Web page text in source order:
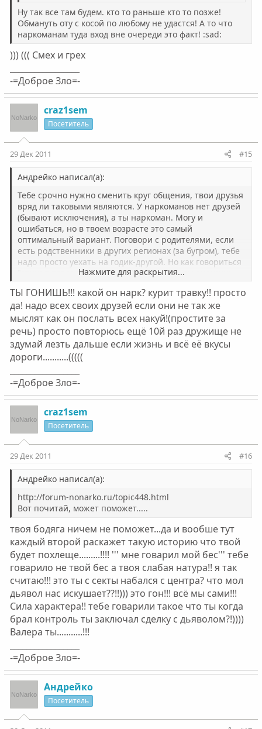
Ну так все там будем. кто то раньше кто то позже!
Обмануть оту с косой по любому не удастся! А то что
наркоманам туда вход вне очереди это факт! :sad:
))) ((( Смех и грех
-=Доброе Зло=-
craz1sem
Посетитель
29 Дек 2011 #15
Андрейко написал(а):
Тебе срочно нужно сменить круг общения, твои друзья
вряд ли таковыми являются. У наркоманов нет друзей
(бывают исключения), а ты наркоман. Могу и
ошибаться, но в твоем возрасте это самый
оптимальный вариант. Поговори с родителями, если
есть родственники в других регионах (за бугром), тебе
надо просто уехать на годик-другой. Но как говориться
"свинья везде грязь найдет". Даже если ты сменишь
контингентом от которого ты ушел, все твои старания
напрасны. Если нет возможности уехать, то постарайся
отшить своих корешей, поверь мне сегодня гаш
долбишь, а завтра и опомниться не успеешь как на
игле будешь и втянут тебя именно твои "друзья".
Давай, кореш, думай, иначе ты погибнешь.
Нажмите для раскрытия...
ТЫ ГОНИШЬ!!! какой он нарк? курит травку!! просто
да! надо всех своих друзей если они не так же
мыслят как он послать всех накуй!(простите за
речь) просто повторюсь ещё 10й раз дружище не
здумай лезть дальше если жизнь и всё её вкусы
дороги...........(((((
-=Доброе Зло=-
craz1sem
Посетитель
29 Дек 2011 #16
Андрейко написал(а):
http://forum-nonarko.ru/topic448.html
Вот почитай, может поможет.....
твоя бодяга ничем не поможет...да и вообше тут
каждый второй раскажет такую историю что твой
будет похлеще.........!!!! ''' мне говарил мой бес''' тебе
говарило не твой бес а твоя слабая натура!! я так
считаю!!! это ты с секты набался с центра? что мол
дьявол нас искушает??!!))) это гон!!! всё мы сами!!!
Сила характера!! тебе говарили такое что ты когда
брал контроль ты заключал сделку с дьяволом?!))))
Валера ты...........!!!
-=Доброе Зло=-
Андрейко
Посетитель